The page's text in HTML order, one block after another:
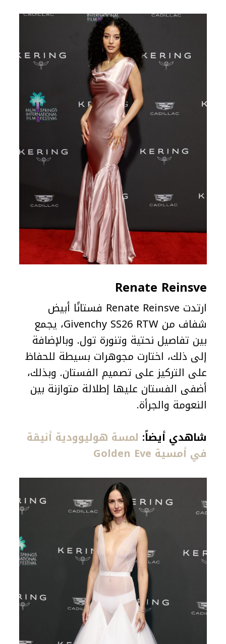
Renate Reinsve
ارتدت Renate Reinsve فستانًا أبيض
شفاف من Givenchy SS26 RTW، يجمع
بين تفاصيل نحتية وتنورة تول. وبالإضافة
إلى ذلك، اختارت مجوهرات بسيطة للحفاظ
على التركيز على تصميم الفستان. وبذلك،
أضفى الفستان عليها إطلالة متوازنة بين
النعومة والجرأة.
شاهدي أيضاً: لمسة هوليوودية أنيقة
في أمسية Golden Eve